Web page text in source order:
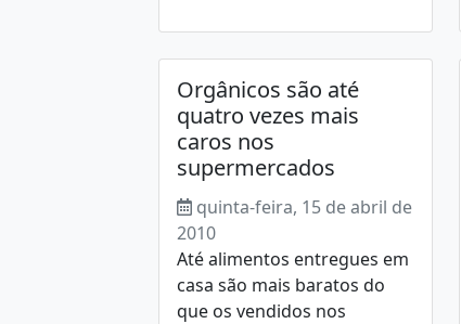
Orgânicos são até
quatro vezes mais
caros nos
supermercados
quinta-feira, 15 de abril de
2010
Até alimentos entregues em
casa são mais baratos do
que os vendidos nos